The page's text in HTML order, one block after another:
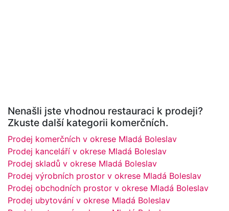
Nenašli jste vhodnou restauraci k prodeji?
Zkuste další kategorii komerčních.
Prodej komerčních v okrese Mladá Boleslav
Prodej kanceláří v okrese Mladá Boleslav
Prodej skladů v okrese Mladá Boleslav
Prodej výrobních prostor v okrese Mladá Boleslav
Prodej obchodních prostor v okrese Mladá Boleslav
Prodej ubytování v okrese Mladá Boleslav